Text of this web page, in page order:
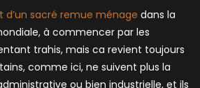
d’un sacré remue ménage dans la
à commencer par les
trahis, mais ca revient toujours
comme ici, ne suivent plus la
ou bien industrielle, et ils